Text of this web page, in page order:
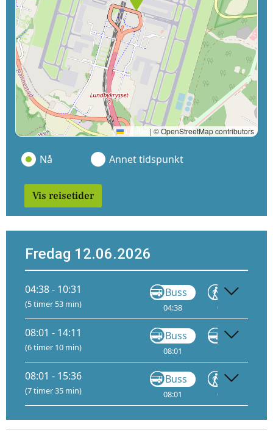
Leaflet | © OpenStreetMap contributors
Nå Annet tidspunkt
Vis reisetider
Fredag 12.06.2026
04:38 - 10:31
(5 timer 53 min)
Buss
04:38
Gå
06:01
08:01 - 14:11
(6 timer 10 min)
Buss
08:01
Buss
08:01 - 15:36
(7 timer 35 min)
Buss
08:01
Gå
09:53